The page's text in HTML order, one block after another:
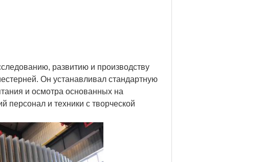
развитию и производству
Он устанавливал стандартную
и осмотра основанных на
персонал и техники с творческой